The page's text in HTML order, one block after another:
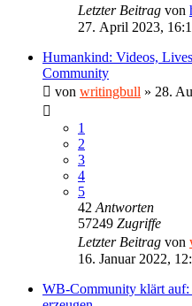
Letzter Beitrag von
27. April 2023,
Humankind: Videos,
Community
von writingbull » 28.
1
2
3
4
5
42 Antworten
57249 Zugriffe
Letzter Beitrag von
16. Januar 2022,
WB-Community klärt